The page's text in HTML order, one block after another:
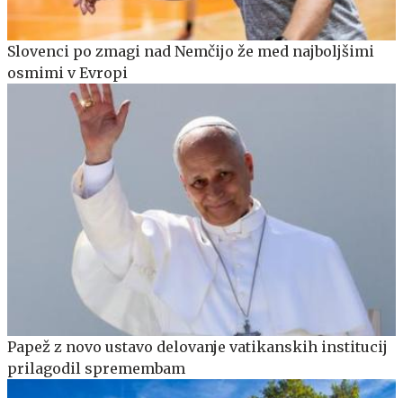
Slovenci po zmagi nad Nemčijo že med najboljšimi
osmimi v Evropi
Papež z novo ustavo delovanje vatikanskih institucij
prilagodil spremembam